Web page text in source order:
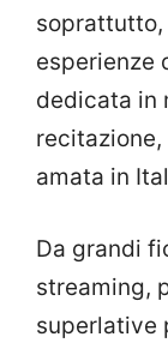
soprattutto,
esperienze
dedicata in
amata in
Da grandi
streaming,
superlative